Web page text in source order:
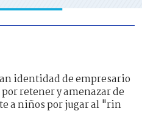
identidad de empresario
retener y amenazar de
a niños por jugar al "rin